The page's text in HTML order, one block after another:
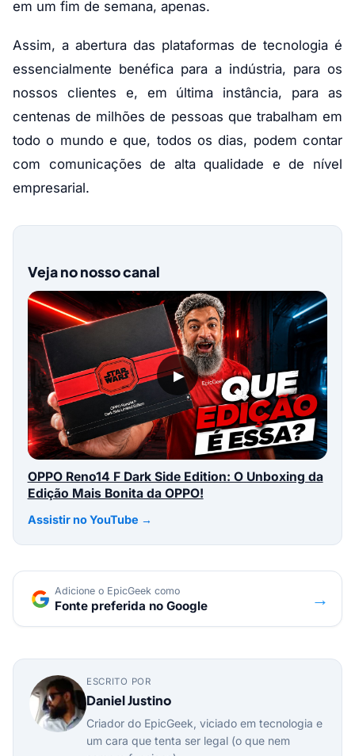
em um fim de semana, apenas.
Assim, a abertura das plataformas de tecnologia é
essencialmente benéfica para a indústria, para os
nossos clientes e, em última instância, para as
centenas de milhões de pessoas que trabalham em
todo o mundo e que, todos os dias, podem contar
com comunicações de alta qualidade e de nível
empresarial.
Veja no nosso canal
▶
OPPO Reno14 F Dark Side Edition: O Unboxing da
Edição Mais Bonita da OPPO!
Assistir no YouTube →
Adicione o EpicGeek como
Fonte preferida no Google →
ESCRITO POR
Daniel Justino
Criador do EpicGeek, viciado em tecnologia e
um cara que tenta ser legal (o que nem